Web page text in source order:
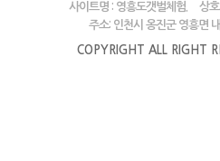
사이트명 : 영흥도갯벌체험.
상
주소: 인천시 옹진군 영흥면
COPYRIGHT ALL RIGHT